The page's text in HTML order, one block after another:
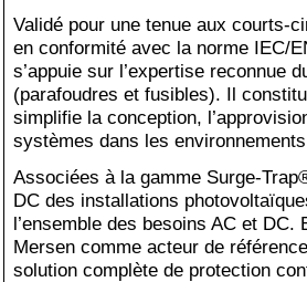
Validé pour une tenue aux courts-
en conformité avec la norme IEC/
s’appuie sur l’expertise reconnue
(parafoudres et fusibles). Il
simplifie la conception,
systèmes dans les
Associées à la gamme Surge-
DC des installations
l’ensemble des besoins AC et
Mersen comme acteur de
solution complète de protection